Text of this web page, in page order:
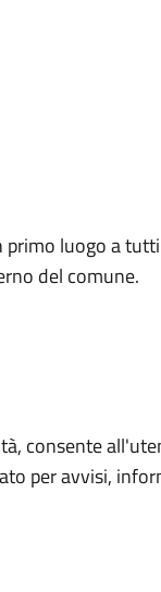
luogo a
del comune.
consente
per avvisi,